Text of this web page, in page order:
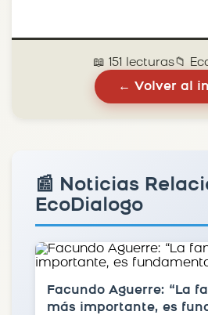
📖 151 lecturas📁
← Volver al
📰 Noticias
EcoDialogo
Facundo Aguerre: “La
más importante, es